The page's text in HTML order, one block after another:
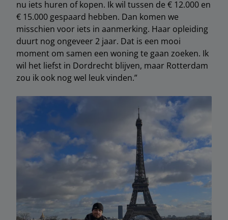
nu iets huren of kopen. Ik wil tussen de € 12.000 en
€ 15.000 gespaard hebben. Dan komen we
misschien voor iets in aanmerking. Haar opleiding
duurt nog ongeveer 2 jaar. Dat is een mooi
moment om samen een woning te gaan zoeken. Ik
wil het liefst in Dordrecht blijven, maar Rotterdam
zou ik ook nog wel leuk vinden.”